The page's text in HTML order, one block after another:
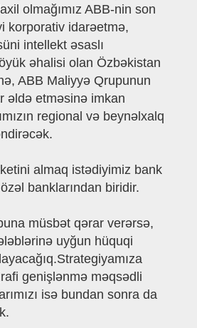
olmağımız ABB-nin son
korporativ idarəetmə,
intellekt əsaslı
əhalisi olan Özbəkistan
ABB Maliyyə Qrupunun
əldə etməsinə imkan
regional və beynəlxalq
almaq istədiyimiz bank
banklarından biridir.
müsbət qərar verərsə,
uyğun hüquqi
genişlənmə məqsədli
isə bundan sonra da